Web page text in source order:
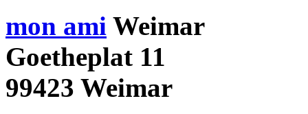
mon ami Weimar
Goetheplat 11
99423 Weimar